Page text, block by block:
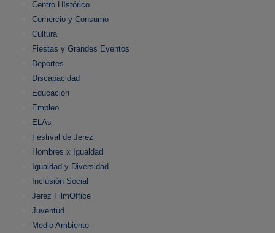
Centro HIstórico
Comercio y Consumo
Cultura
Fiestas y Grandes Eventos
Deportes
Discapacidad
Educación
Empleo
ELAs
Festival de Jerez
Hombres x Igualdad
Igualdad y Diversidad
Inclusión Social
Jerez FilmOffice
Juventud
Medio Ambiente